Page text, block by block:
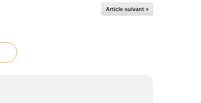
Article suivant »